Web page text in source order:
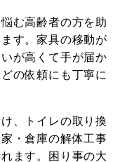
む高齢者の方を助
す。家具の移動が
が高くて手が届か
の依頼にも丁寧に
、トイレの取り換
・倉庫の解体工事
ます。困り事の大